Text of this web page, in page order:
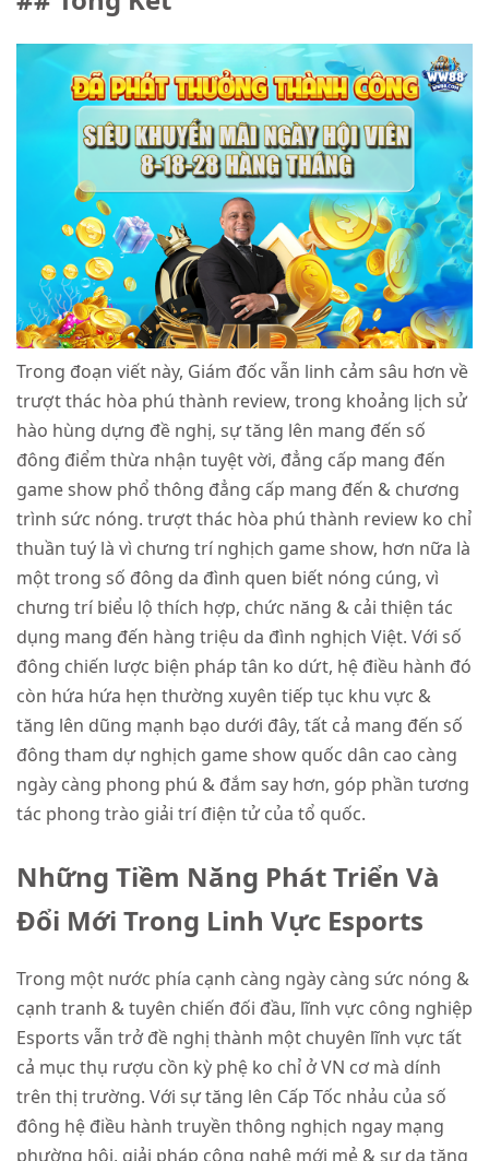
Trong đoạn viết này, Giám đốc vẫn linh cảm sâu hơn về
trượt thác hòa phú thành review, trong khoảng lịch sử
hào hùng dựng đề nghị, sự tăng lên mang đến số
đông điểm thừa nhận tuyệt vời, đẳng cấp mang đến
game show phổ thông đẳng cấp mang đến & chương
trình sức nóng. trượt thác hòa phú thành review ko chỉ
thuần tuý là vì chưng trí nghịch game show, hơn nữa là
một trong số đông da đình quen biết nóng cúng, vì
chưng trí biểu lộ thích hợp, chức năng & cải thiện tác
dụng mang đến hàng triệu da đình nghịch Việt. Với số
đông chiến lược biện pháp tân ko dứt, hệ điều hành đó
còn hứa hứa hẹn thường xuyên tiếp tục khu vực &
tăng lên dũng mạnh bạo dưới đây, tất cả mang đến số
đông tham dự nghịch game show quốc dân cao càng
ngày càng phong phú & đắm say hơn, góp phần tương
tác phong trào giải trí điện tử của tổ quốc.
Những Tiềm Năng Phát Triển Và
Đổi Mới Trong Linh Vực Esports
Trong một nước phía cạnh càng ngày càng sức nóng &
cạnh tranh & tuyên chiến đối đầu, lĩnh vực công nghiệp
Esports vẫn trở đề nghị thành một chuyên lĩnh vực tất
cả mục thụ rượu cồn kỳ phệ ko chỉ ở VN cơ mà dính
trên thị trường. Với sự tăng lên Cấp Tốc nhảu của số
đông hệ điều hành truyền thông nghịch ngay mạng
phường hội, giải pháp công nghệ mới mẻ & sự da tăng